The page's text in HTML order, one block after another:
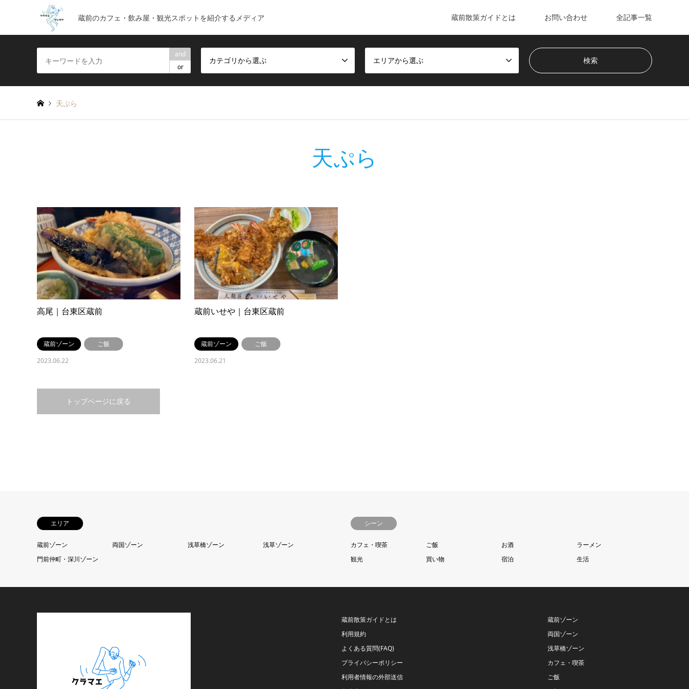
蔵前のカフェ・飲み屋・観光スポットを紹介するメディア 蔵前散策ガイドとは お問い合わせ 全記事一覧
and
or
カテゴリから選ぶ エリアから選ぶ
天ぷら
天ぷら
高尾｜台東区蔵前
蔵前ゾーン
ご飯
2023.06.22
蔵前いせや｜台東区蔵前
蔵前ゾーン
ご飯
2023.06.21
トップページに戻る
エリア
蔵前ゾーン 両国ゾーン 浅草橋ゾーン
浅草ゾーン
門前仲町・深川ゾーン
シーン
カフェ・喫茶 ご飯 お酒
ラーメン
観光
買い物 宿泊 生活
蔵前散策ガイドとは
利用規約
よくある質問(FAQ)
プライバシーポリシー
利用者情報の外部送信
蔵前ゾーン
両国ゾーン
浅草橋ゾーン
カフェ・喫茶
ご飯